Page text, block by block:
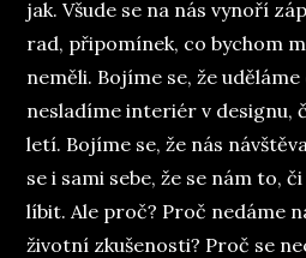
jak. Všude se na nás vynoří
rad, připomínek, co bychom
neměli. Bojíme se, že
nesladíme interiér v designu,
letí. Bojíme se, že nás
se i sami sebe, že se nám to,
líbit. Ale proč? Proč nedáme
životní zkušenosti? Proč se